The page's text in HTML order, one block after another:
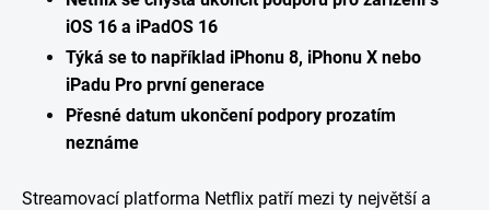
iOS 16 a iPadOS 16
Týká se to například iPhonu 8, iPhonu X nebo
iPadu Pro první generace
Přesné datum ukončení podpory prozatím
neznáme
Streamovací platforma Netflix patří mezi ty největší a